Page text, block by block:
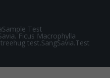
Sample Test
Ficus Macrophylla
test.SangSavia.Test